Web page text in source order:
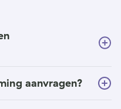
aanvragen?